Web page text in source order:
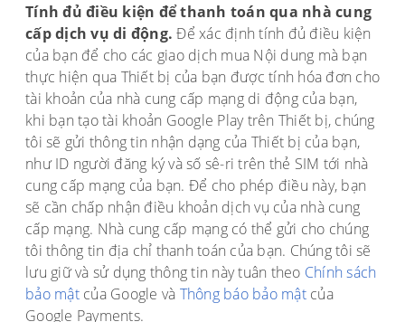
Tính đủ điều kiện để thanh toán qua nhà cung
cấp dịch vụ di động. Để xác định tính đủ điều kiện
của bạn để cho các giao dịch mua Nội dung mà bạn
thực hiện qua Thiết bị của bạn được tính hóa đơn cho
tài khoản của nhà cung cấp mạng di động của bạn,
khi bạn tạo tài khoản Google Play trên Thiết bị, chúng
tôi sẽ gửi thông tin nhận dạng của Thiết bị của bạn,
như ID người đăng ký và số sê-ri trên thẻ SIM tới nhà
cung cấp mạng của bạn. Để cho phép điều này, bạn
sẽ cần chấp nhận điều khoản dịch vụ của nhà cung
cấp mạng. Nhà cung cấp mạng có thể gửi cho chúng
tôi thông tin địa chỉ thanh toán của bạn. Chúng tôi sẽ
lưu giữ và sử dụng thông tin này tuân theo Chính sách
bảo mậtcủa Google và Thông báo bảo mậtcủa
Google Payments.